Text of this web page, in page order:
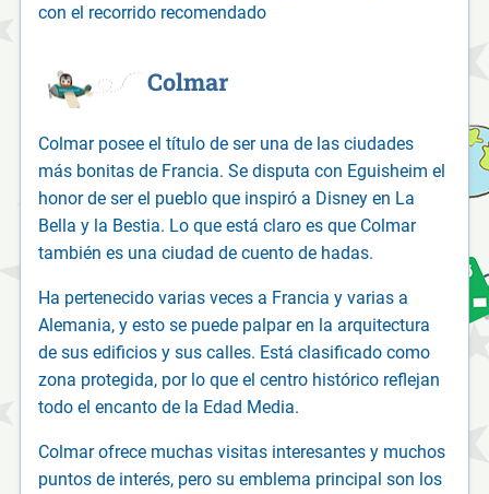
con el recorrido recomendado
Colmar
Colmar posee el título de ser una de las ciudades
más bonitas de Francia. Se disputa con Eguisheim el
honor de ser el pueblo que inspiró a Disney en La
Bella y la Bestia. Lo que está claro es que Colmar
también es una ciudad de cuento de hadas.
Ha pertenecido varias veces a Francia y varias a
Alemania, y esto se puede palpar en la arquitectura
de sus edificios y sus calles. Está clasificado como
zona protegida, por lo que el centro histórico reflejan
todo el encanto de la Edad Media.
Colmar ofrece muchas visitas interesantes y muchos
puntos de interés, pero su emblema principal son los